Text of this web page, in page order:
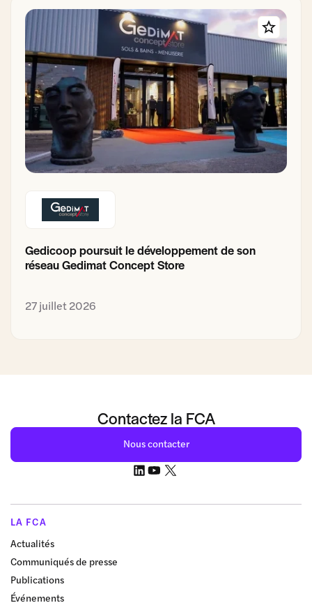
Gedicoop poursuit le développement de son
réseau Gedimat Concept Store
27 juillet 2026
Contactez la FCA
Nous contacter
LA FCA
Actualités
Communiqués de presse
Publications
Événements